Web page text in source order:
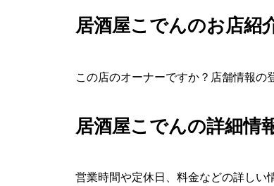
居酒屋こでんのお店紹
この店のオーナーですか？店舗情報の
居酒屋こでんの詳細情
営業時間や定休日、料金などの詳しい